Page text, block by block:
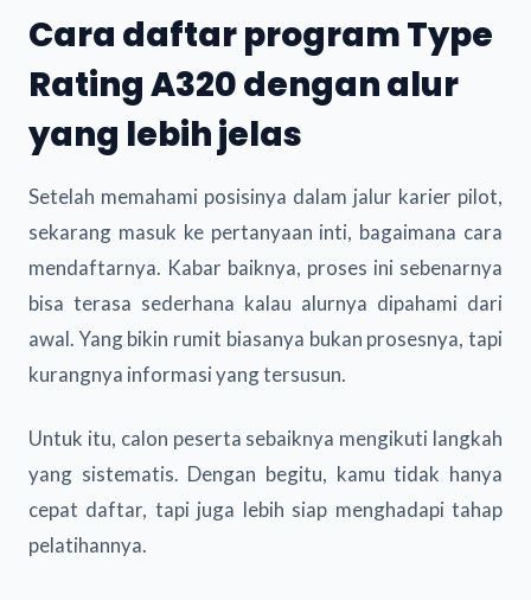
Cara daftar program Type
Rating A320 dengan alur
yang lebih jelas
Setelah memahami posisinya dalam jalur karier pilot,
sekarang masuk ke pertanyaan inti, bagaimana cara
mendaftarnya. Kabar baiknya, proses ini sebenarnya
bisa terasa sederhana kalau alurnya dipahami dari
awal. Yang bikin rumit biasanya bukan prosesnya, tapi
kurangnya informasi yang tersusun.
Untuk itu, calon peserta sebaiknya mengikuti langkah
yang sistematis. Dengan begitu, kamu tidak hanya
cepat daftar, tapi juga lebih siap menghadapi tahap
pelatihannya.